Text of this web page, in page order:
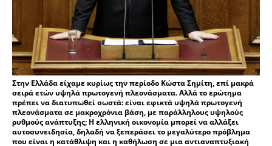
Στην Ελλάδα είχαμε κυρίως την περίοδο Κώστα Σημίτη, επί μακρά
σειρά ετών υψηλά πρωτογενή πλεονάσματα. Αλλά το ερώτημα
πρέπει να διατυπωθεί σωστά: είναι εφικτά υψηλά πρωτογενή
πλεονάσματα σε μακροχρόνια βάση, με παράλληλους υψηλούς
ρυθμούς ανάπτυξης; Η ελληνική οικονομία μπορεί να αλλάξει
αυτοσυνειδησία, δηλαδή να ξεπεράσει το μεγαλύτερο πρόβλημα
που είναι η κατάθλιψη και η καθήλωση σε μια αντιαναπτυξιακή